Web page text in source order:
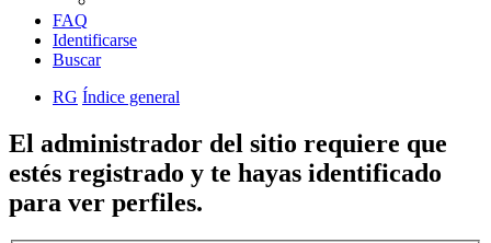
FAQ
Identificarse
Buscar
RG Índice general
El administrador del sitio requiere que
estés registrado y te hayas identificado
para ver perfiles.